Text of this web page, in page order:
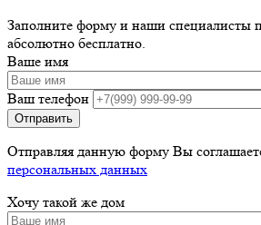
Заполните форму и наши специалисты
абсолютно бесплатно.
Ваше имя
Ваш телефон
Отправляя данную форму Вы
персональных данных
Хочу такой же дом